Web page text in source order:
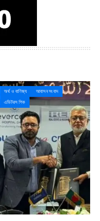
অর্থ ও বাণিজ্য
আবাসন সংবাদ
এডিটরস পিক